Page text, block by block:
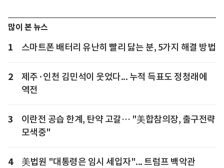
많이 본 뉴스
1 스마트폰 배터리 유난히 빨리 닳는 분, 5가지 해결 방법
2
제주·인천 김민석이 웃었다... 누적 득표도 정청래에
역전
3
이란전 공습 한계, 탄약 고갈… "美합참의장, 출구전략
모색중"
4
美법원 "대통령은 임시 세입자"... 트럼프 백악관